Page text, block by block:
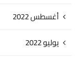
أغسطس 2022
يوليو 2022